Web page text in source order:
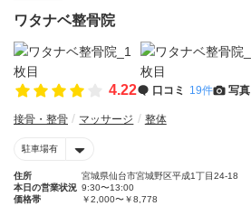
ワタナベ整骨院
4.22 口コミ 19件 写真
接骨・整骨 マッサージ 整体
駐車場有
住所
宮城県仙台市宮城野区平成1丁目24-18
本日の営業状況 9:30〜13:00
価格帯
￥2,000〜￥8,778